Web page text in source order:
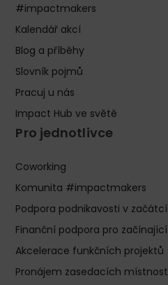
#impactmakers
Kalendář akcí
Blog a příběhy
Slovník pojmů
Pracuj u nás
Impact Hub ve světě
Pro jednotlivce
Coworking
Komunita #impactmakers
Podpora podnikavosti v
Finanční podpora pro
Akcelerace funkčních projektů
Pronájem zasedacích